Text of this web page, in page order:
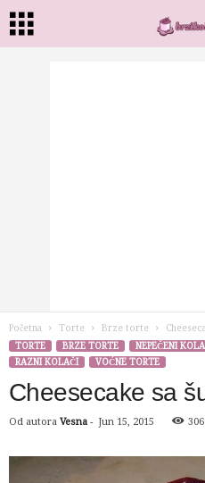
Početna Torte Brze torte
TORTE
BRZE TORTE NEPEČENI
RAZNI KOLAČI
VOĆNE TORTE
Cheesecake sa
Od autora Vesna - Jun 15, 2015